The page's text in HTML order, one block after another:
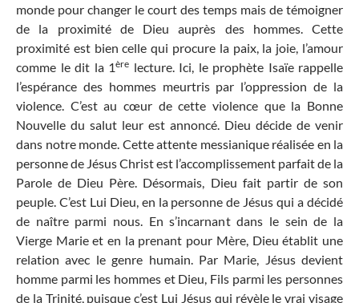
monde pour changer le court des temps mais de témoigner
de la proximité de Dieu auprès des hommes. Cette
proximité est bien celle qui procure la paix, la joie, l’amour
comme le dit la 1ère lecture. Ici, le prophète Isaïe rappelle
l’espérance des hommes meurtris par l’oppression de la
violence. C’est au cœur de cette violence que la Bonne
Nouvelle du salut leur est annoncé. Dieu décide de venir
dans notre monde. Cette attente messianique réalisée en la
personne de Jésus Christ est l’accomplissement parfait de la
Parole de Dieu Père. Désormais, Dieu fait partir de son
peuple. C’est Lui Dieu, en la personne de Jésus qui a décidé
de naître parmi nous. En s’incarnant dans le sein de la
Vierge Marie et en la prenant pour Mère, Dieu établit une
relation avec le genre humain. Par Marie, Jésus devient
homme parmi les hommes et Dieu, Fils parmi les personnes
de la Trinité, puisque c’est Lui Jésus qui révèle le vrai visage